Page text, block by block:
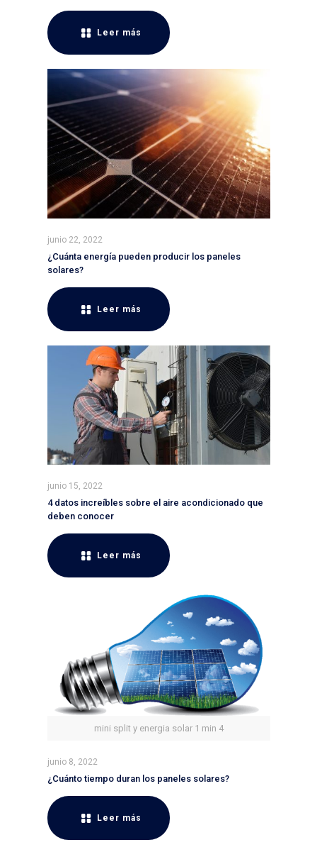
Leer más
junio 22, 2022
¿Cuánta energía pueden producir los paneles
solares?
Leer más
junio 15, 2022
4 datos increíbles sobre el aire acondicionado que
deben conocer
Leer más
mini split y energia solar 1 min 4
junio 8, 2022
¿Cuánto tiempo duran los paneles solares?
Leer más